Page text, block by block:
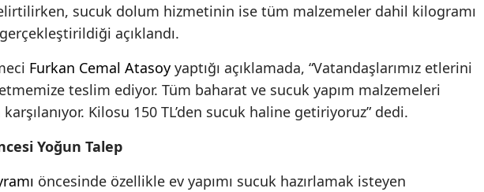
sucuk dolum hizmetinin ise tüm malzemeler dahil kilogramı
gerçekleştirildiği açıklandı.
Furkan Cemal Atasoy yaptığı açıklamada, “Vatandaşlarımız etlerini
teslim ediyor. Tüm baharat ve sucuk yapım malzemeleri
karşılanıyor. Kilosu 150 TL’den sucuk haline getiriyoruz” dedi.
Yoğun Talep
öncesinde özellikle ev yapımı sucuk hazırlamak isteyen